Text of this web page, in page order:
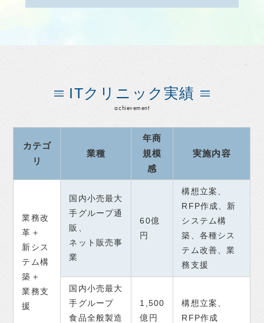
ITクリニック実績
achievement
カテゴ
リ
業種
年商
規模
感
実施内容
業務改
革＋
新シス
テム構
築＋
業務支
援
国内小売最大
手グループ通
販、
ネット販売事
業
60億
円
構想立案、
RFP作成、新
システム構
築、各種シス
テム改善、業
務支援
国内小売最大
手グループ
食品全般製造
1,500
億円
構想立案、
RFP作成